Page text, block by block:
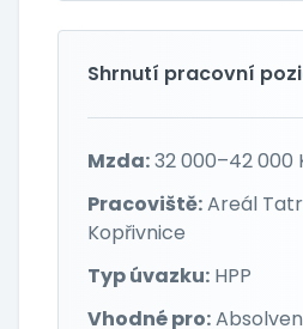
Shrnutí pracovní
Mzda:32 000–42 000
Pracoviště:Areál
Kopřivnice
Typ úvazku: HPP
Vhodné pro: